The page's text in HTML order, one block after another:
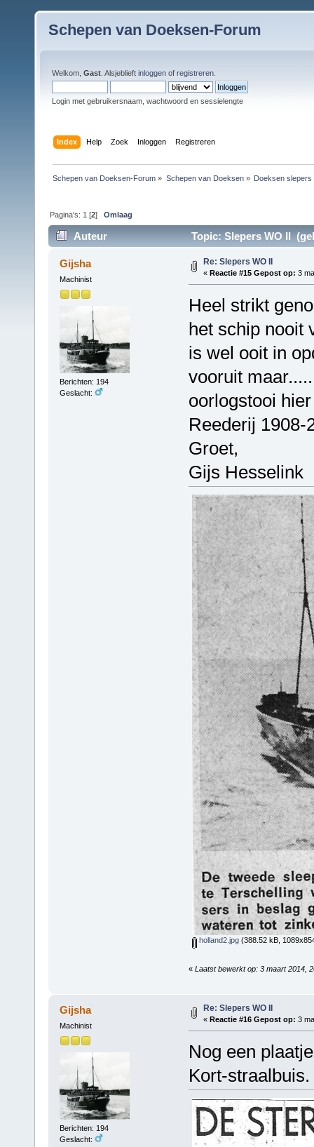
Schepen van Doeksen-Forum
Welkom, Gast . Alsjeblieft inloggen of registreren
Login met gebruikersnaam, wachtwoord en sessielengte
Index Help Zoek Inloggen Registreren
Schepen van Doeksen-Forum » Schepen van Doeksen» Doeksen slepers
Pagina's: 1 [2]Omlaag
Auteur Topic: Slepers WO II
Gijsha
Machinist
Berichten: 194
Geslacht:
Re: Slepers WO II
« Reactie #15 Gepost op: 3
Heel strikt
het schip nooit
is wel ooit in
vooruit
oorlogstooi
Reederij 1908-
Groet,
Gijs Hesselink
holland2.jpg(388.52 kB,
« Laatst bewerkt op: 3 maart 2014,
Gijsha
Machinist
Berichten: 194
Geslacht:
Re: Slepers WO II
« Reactie #16 Gepost op: 3
Nog een
Kort-straalbuis.